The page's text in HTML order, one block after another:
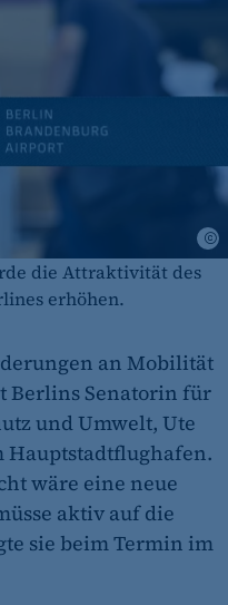
die Attraktivität des
erhöhen.
an Mobilität
Berlins Senatorin für
und Umwelt, Ute
Hauptstadtflughafen.
wäre eine neue
aktiv auf die
sie beim Termin im